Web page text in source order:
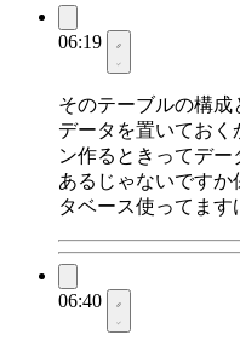
06:19
そのテーブルの構
データを置いておく
ン作るときってデ
あるじゃないです
タベース使ってます
06:40